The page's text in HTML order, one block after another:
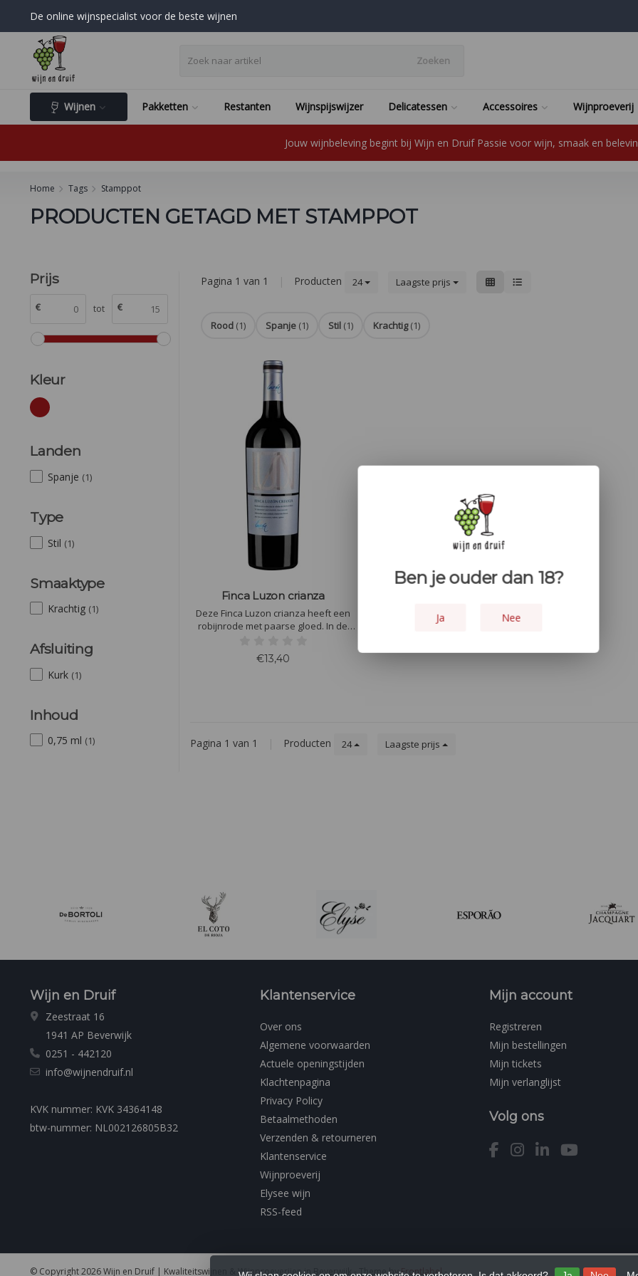
De online wijnspecialist voor de beste wijnen
Zoeken
Wijnen Pakketten Restanten Wijnspijswijzer Delicatessen Accessoires Wijnproeverij
Jouw wijnbeleving begint bij Wijn en Druif Passie voor wijn, smaak en
Home Tags Stamppot
PRODUCTEN GETAGD MET STAMPPOT
Prijs
€ tot €
Kleur
Landen
Spanje (1)
Type
Stil (1)
Smaaktype
Krachtig (1)
Afsluiting
Kurk (1)
Inhoud
0,75 ml (1)
Pagina 1 van 1 Producten 24 Laagste prijs
Rood (1) Spanje (1) Stil (1) Krachtig (1)
Finca Luzon crianza
Deze Finca Luzon crianza heeft een
robijnrode met paarse gloed. In de
smaak rozemarijn, mediterrane
€13,40
Pagina 1 van 1 Producten 24 Laagste prijs
Wijn en Druif
Zeestraat 16
1941 AP Beverwijk
0251 - 442120
info@wijnendruif.nl
KVK nummer: KVK 34364148
btw-nummer: NL002126805B32
Klantenservice
Over ons
Algemene voorwaarden
Actuele openingstijden
Klachtenpagina
Privacy Policy
Betaalmethoden
Verzenden & retourneren
Klantenservice
Wijnproeverij
Elysee wijn
RSS-feed
Mijn account
Registreren
Mijn bestellingen
Mijn tickets
Mijn verlanglijst
Volg ons
© Copyright 2026 Wijn en Druif | Kwaliteitswijnen & Wijnproeverijen in Beverwijk- Theme byFrontlabel-
Ben je ouder dan 18?
Ja Nee